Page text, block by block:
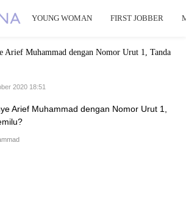
YOUNG WOMAN FIRST JOBBER
Arief Muhammad dengan Nomor Urut 1, Tanda
2020 18:51